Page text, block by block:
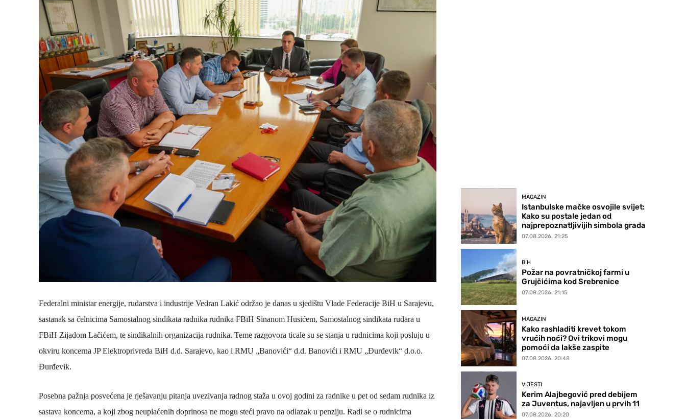
Federalni ministar energije, rudarstva i industrije Vedran Lakić održao je danas u sjedištu Vlade Federacije BiH u Sarajevu,
sastanak sa čelnicima Samostalnog sindikata radnika rudnika FBiH Sinanom Husićem, Samostalnog sindikata rudara u
FBiH Zijadom Lačićem, te sindikalnih organizacija rudnika. Teme razgovora ticale su se stanja u rudnicima koji posluju u
okviru koncerna JP Elektroprivreda BiH d.d. Sarajevo, kao i RMU „Banovići“ d.d. Banovići i RMU „Đurđevik“ d.o.o.
Đurđevik.
Posebna pažnja posvećena je rješavanju pitanja uvezivanja radnog staža u ovoj godini za radnike u pet od sedam rudnika iz
sastava koncerna, a koji zbog neuplaćenih doprinosa ne mogu steći pravo na odlazak u penziju. Radi se o rudnicima
MAGAZIN
Istanbulske mačke osvojile svijet:
Kako su postale jedan od
najprepoznatljivijih simbola grada
07.08.2026. 21:25
BIH
Požar na povratničkoj farmi u
Grujčićima kod Srebrenice
07.08.2026. 21:15
MAGAZIN
Kako rashladiti krevet tokom
vrućih noći? Ovi trikovi mogu
pomoći da lakše zaspite
07.08.2026. 20:48
VIJESTI
Kerim Alajbegović pred debijem
za Juventus, najavljen u prvih 11
07.08.2026. 20:20